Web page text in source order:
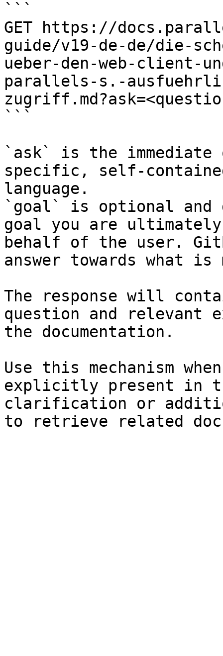
```
GET https://
guide/v19-de-de/die-
ueber-den-web-client-
parallels-s.-
```
`ask` is the
specific, self-
language.
`goal` is optional and
goal you are
behalf of the user.
answer towards what
The response will
question and relevant
the documentation.
Use this mechanism
explicitly present in
clarification or